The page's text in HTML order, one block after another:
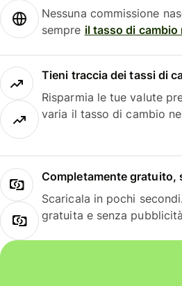
Nessuna commissione
sempre il tasso di cambio
Tieni traccia dei tassi di
Risparmia le tue valute
varia il tasso di cambio
Completamente gratuito,
Scaricala in pochi
gratuita e senza